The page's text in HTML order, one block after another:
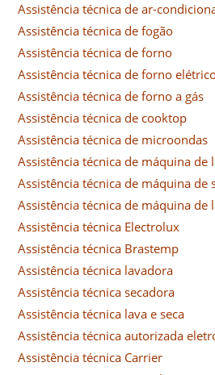
Assistência técnica de ar-
Assistência técnica de fogão
Assistência técnica de forno
Assistência técnica de forno
Assistência técnica de forno a gás
Assistência técnica de cooktop
Assistência técnica de microondas
Assistência técnica de máquina de
Assistência técnica de máquina de
Assistência técnica de máquina de
Assistência técnica Electrolux
Assistência técnica Brastemp
Assistência técnica lavadora
Assistência técnica secadora
Assistência técnica lava e seca
Assistência técnica autorizada
Assistência técnica Carrier